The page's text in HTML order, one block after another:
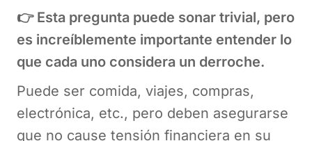
👉 Esta pregunta puede sonar trivial, pero
es increíblemente importante entender lo
que cada uno considera un derroche.
Puede ser comida, viajes, compras,
electrónica, etc., pero deben asegurarse
que no cause tensión financiera en su